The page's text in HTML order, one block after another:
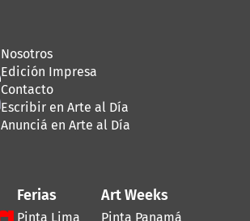
Nosotros
Edición Impresa
Contacto
Escribir en Arte al Día
Anunciá en Arte al Día
Ferias
Pinta Lima
Art Weeks
Pinta Panamá